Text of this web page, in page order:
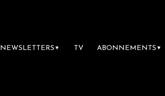
NEWSLETTERS ▼ TV ABONNEMENTS ▼